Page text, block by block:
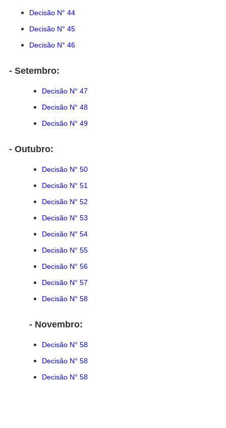
Decisão N° 44
Decisão N° 45
Decisão N° 46
- Setembro:
Decisão N° 47
Decisão N° 48
Decisão N° 49
- Outubro:
Decisão N° 50
Decisão N° 51
Decisão N° 52
Decisão N° 53
Decisão N° 54
Decisão N° 55
Decisão N° 56
Decisão N° 57
Decisão N° 58
- Novembro:
Decisão N° 58
Decisão N° 58
Decisão N° 58